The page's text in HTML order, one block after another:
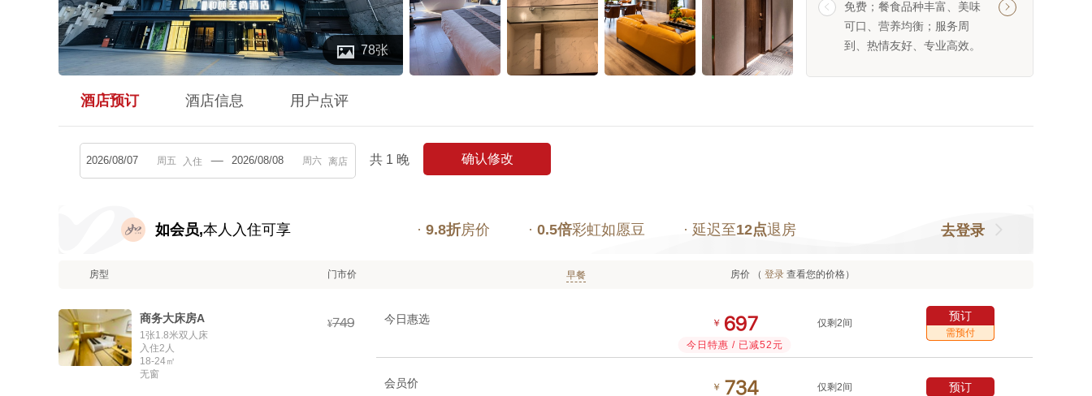
 78张

免费；餐食品种丰富、美味
可口、营养均衡；服务周
到、热情友好、专业高效。
问候，响应及时，

酒店预订 酒店信息 用户点评
入住 离店 共 1 晚 确认修改
如会员,本人入住可享 · 9.8折房价 · 0.5倍彩虹如愿豆 · 延迟至12点退房 去登录
房型 门市价 早餐 房价 （ 登录 查看您的价格）
商务大床房A
1张1.8米双人床
入住2人
18-24㎡
无窗
¥ 今日惠选 ￥ 
今日特惠 / 已减52元
仅剩2间
预订
需预付
会员价 ￥  仅剩2间 预订